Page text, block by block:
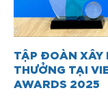
TẬP ĐOÀN XÂY
THƯỞNG TẠI
AWARDS 2025